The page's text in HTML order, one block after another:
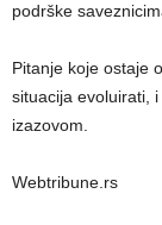
podrške
Pitanje koje ostaje
situacija evoluirati,
izazovom.
Webtribune.rs